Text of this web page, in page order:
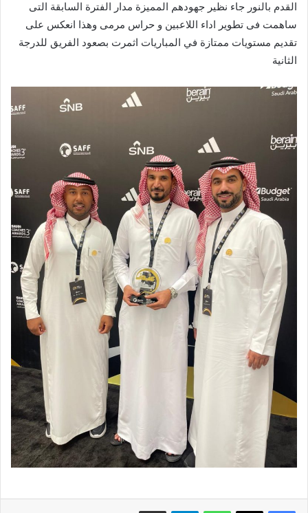
القدم بالنور جاء نظير جهودهم المميزة مدار الفترة السابقة التى
ساهمت فى تطوير اداء اللاعبين و حراس مرمى وهذا انعكس على
تقديم مستويات ممتازة في المباريات اثمرت بصعود الفريق للدرجة
الثانية
فيسبوك X واتساب تيلقرام مشاركة عبر البريد